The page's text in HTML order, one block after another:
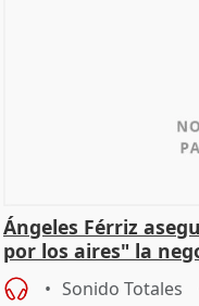
Ángeles Férriz
por los aires" la
SMA
Sonido Totales